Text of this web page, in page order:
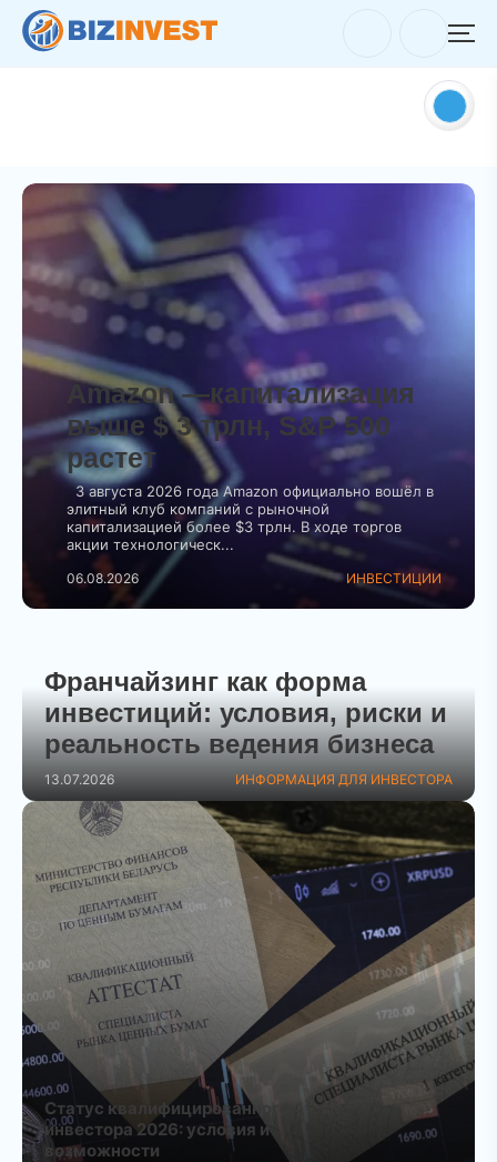
Amazon —капитализация
выше $ 3 трлн, S&P 500
растет
3 августа 2026 года Amazon официально вошёл в
элитный клуб компаний с рыночной
капитализацией более $3 трлн. В ходе торгов
акции технологическ...
06.08.2026 ИНВЕСТИЦИИ
Статус квалифицированного
инвестора 2026: условия и
возможности
Франчайзинг как форма
инвестиций: условия, риски и
реальность ведения бизнеса
13.07.2026 ИНФОРМАЦИЯ ДЛЯ ИНВЕСТОРА